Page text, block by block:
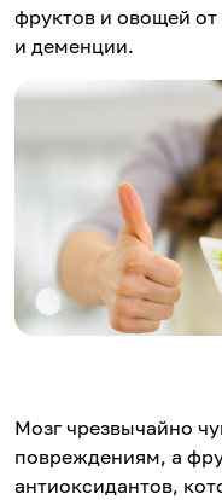
фруктов и овощей
и деменции.
Мозг чрезвычайно
повреждениям, а
антиоксидантов,